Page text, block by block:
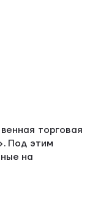
торговая
Под этим
на